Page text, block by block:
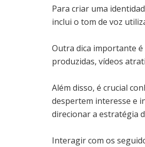
Para criar uma
inclui o tom de voz
Outra dica importante
produzidas, vídeos
Além disso, é crucial
despertem interesse e
direcionar a estratégia
Interagir com os